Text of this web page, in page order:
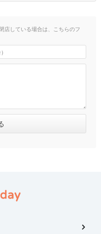
店している場合は、こちらのフ